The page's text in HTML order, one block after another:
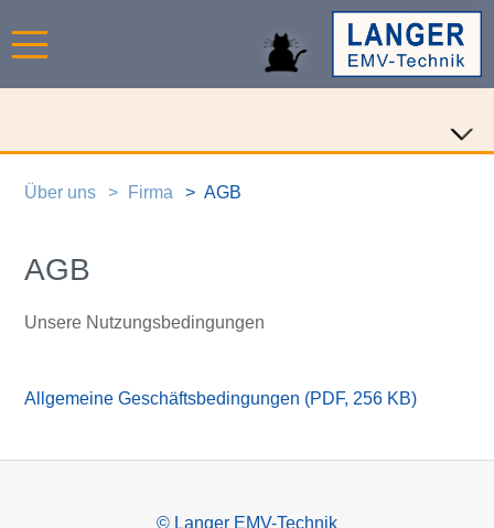
Über uns Firma AGB
AGB
Unsere Nutzungsbedingungen
Allgemeine Geschäftsbedingungen (PDF, 256 KB)
© Langer EMV-Technik